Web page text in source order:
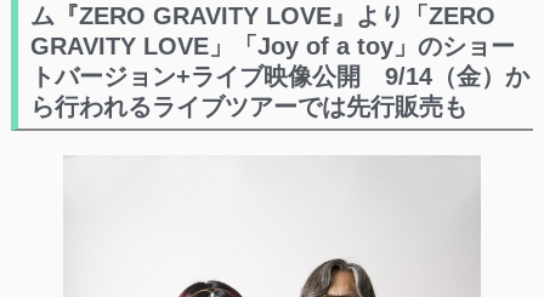
ム『ZERO GRAVITY LOVE』より「ZERO
GRAVITY LOVE」「Joy of a toy」のショー
トバージョン+ライブ映像公開 9/14（金）か
ら行われるライブツアーでは先行販売も